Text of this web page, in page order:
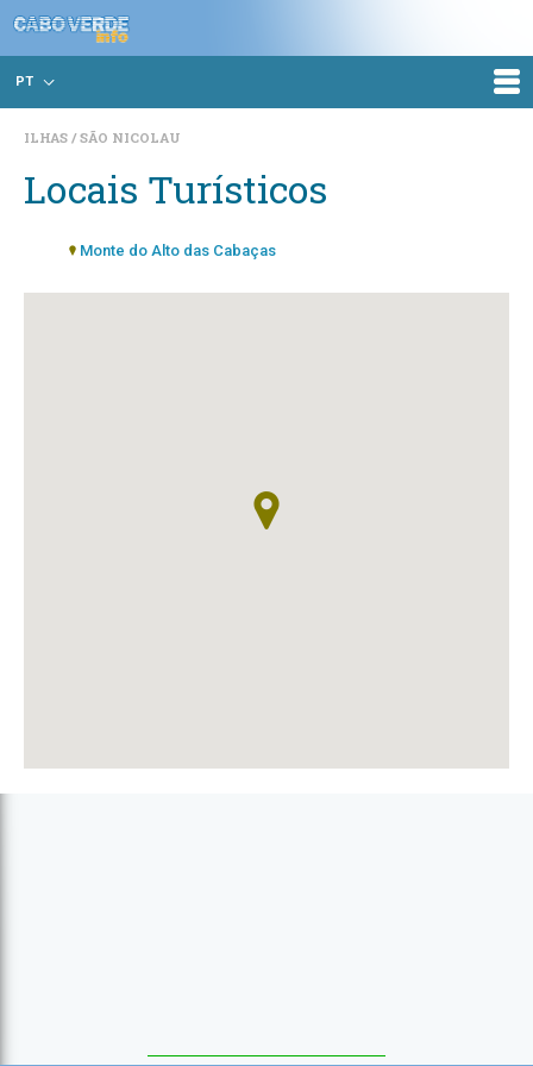
PT
ILHAS SÃO NICOLAU
Locais Turísticos
Monte do Alto das Cabaças